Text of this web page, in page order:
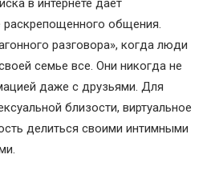
в интернете дает
общения.
разговора», когда люди
семье все. Они никогда не
даже с друзьями. Для
близости, виртуальное
делиться своими интимными